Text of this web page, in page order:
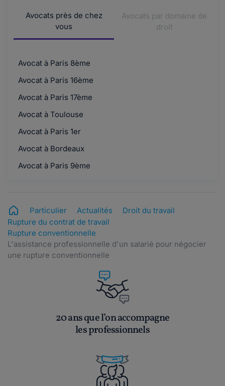
Avocats près de chez
vous
Avocats par domaine de
droit
Avocat à Paris 8ème
Avocat à Paris 16ème
Avocat à Paris 17ème
Avocat à Toulouse
Avocat à Paris 1er
Avocat à Bordeaux
Avocat à Paris 9ème
Particulier Actualités
Droit du travail
Rupture du contrat de travail
Rupture conventionnelle
L'assistance professionnelle d'un salarié pour négocier
une rupture conventionnelle
20 ans que l’on accompagne
les professionnels